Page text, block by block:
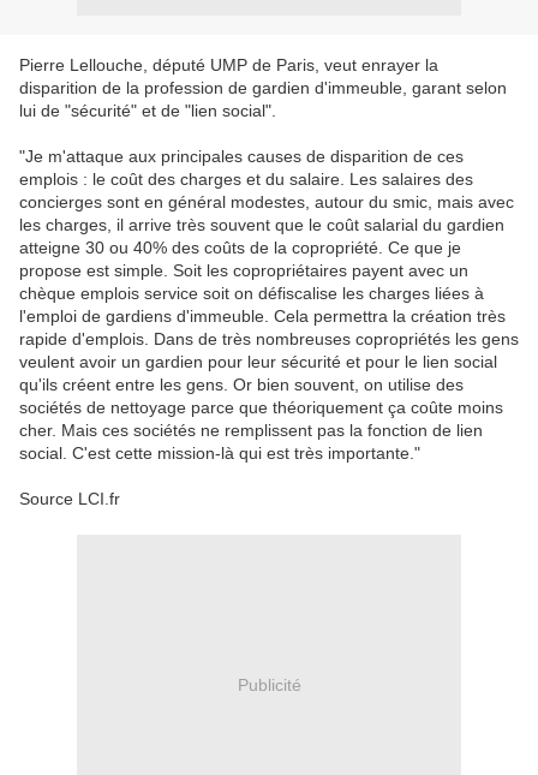
Pierre Lellouche, député UMP de Paris, veut enrayer la
disparition de la profession de gardien d'immeuble, garant selon
lui de "sécurité" et de "lien social".
"Je m'attaque aux principales causes de disparition de ces
emplois : le coût des charges et du salaire. Les salaires des
concierges sont en général modestes, autour du smic, mais avec
les charges, il arrive très souvent que le coût salarial du gardien
atteigne 30 ou 40% des coûts de la copropriété. Ce que je
propose est simple. Soit les copropriétaires payent avec un
chèque emplois service soit on défiscalise les charges liées à
l'emploi de gardiens d'immeuble. Cela permettra la création très
rapide d'emplois. Dans de très nombreuses copropriétés les gens
veulent avoir un gardien pour leur sécurité et pour le lien social
qu'ils créent entre les gens. Or bien souvent, on utilise des
sociétés de nettoyage parce que théoriquement ça coûte moins
cher. Mais ces sociétés ne remplissent pas la fonction de lien
social. C'est cette mission-là qui est très importante."
Source LCI.fr
Publicité